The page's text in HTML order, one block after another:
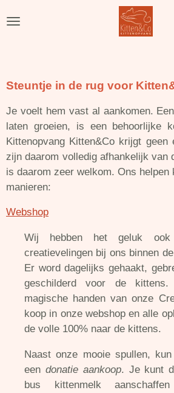
direct
Steuntje in de rug voor
Je voelt hem vast al aankomen.
laten groeien, is een behoorlijke
Kittenopvang Kitten&Co krijgt geen
zijn daarom volledig afhankelijk van
is daarom zeer welkom. Ons helpen
manieren:
Webshop
Wij hebben het geluk
creatievelingen bij ons binnen
Er word dagelijks gehaakt,
geschilderd voor de
magische handen van onze
koop in onze webshop en alle
de volle 100% naar de kittens.
Naast onze mooie spullen,
een donatie aankoop. Je kunt
bus kittenmelk